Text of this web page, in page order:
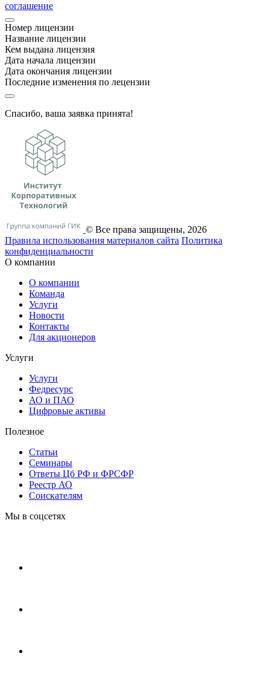
соглашение
Номер лицензии
Название лицензии
Кем выдана лицензия
Дата начала лицензии
Дата окончания лицензии
Последние изменения по лецензии
Спасибо, ваша заявка принята!
© Все права защищены, 2026
Правила использования материалов сайта Политика
конфиденциальности
О компании
О компании
Команда
Услуги
Новости
Контакты
Для акционеров
Услуги
Услуги
Федресурс
АО и ПАО
Цифровые активы
Полезное
Статьи
Cеминары
Ответы Цб РФ и ФРСФР
Реестр АО
Соискателям
Мы в соцсетях